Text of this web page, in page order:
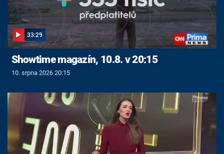
33:29
Showtime magazín, 10.8. v 20:15
10. srpna 2026 20:15